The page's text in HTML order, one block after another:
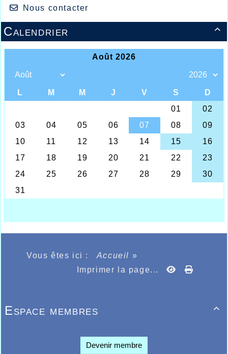
Nous contacter

Calendrier
Maaike VANDER CRUYSSEN / Anthony
Décidément la jeune athlète Belge de
l’AHVL fait beaucoup parler d’elle ces
dernières semaines, en effet Maaike Vander
Cruyssen, après une belle médaille d’argent
au championnat de France juniors la
semaine dernière, s’est offert le titre de
championne de Belgique ce week-end à
Gand sur le 800m junior fille où elle
devançait la seconde de plus de 8
secondes, donc sans opposition, elle
remportait un très beau titre qui clôturait sa
saison hivernale en salle, cette jeune
belles choses sur la piste qu’elle va
préparer en compagnie de son entraîneur
championnats d’Europe de marathon, et qui
devrait l’amener à un très bon niveau
national en France comme en Belgique.
sportif indoor Stéphane Diagana de Lyon où
samedi 2 voyait l’athlète de l’AHVL Anthony
Puteanus très bien s’en sortir, tenant bien
Vous êtes ici : Accueil »
Imprimer la page...

Espace membres
Devenir membre